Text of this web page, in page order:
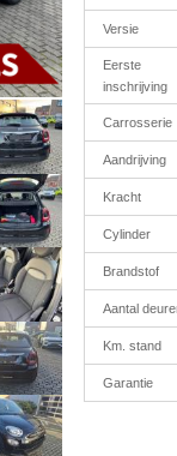
Versie
Eerste
inschrijving
Carrosserie
Aandrijving
Kracht
Cylinder
Brandstof
Aantal
Km. stand
Garantie